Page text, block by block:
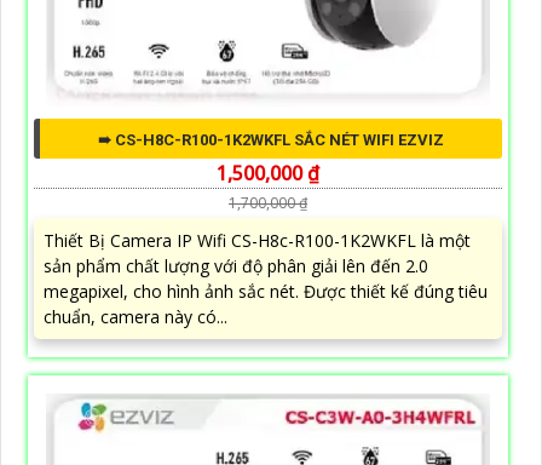
➠ CS-H8C-R100-1K2WKFL SẮC NÉT WIFI EZVIZ
1,500,000 ₫
1,700,000 ₫
Thiết Bị Camera IP Wifi CS-H8c-R100-1K2WKFL là một
sản phẩm chất lượng với độ phân giải lên đến 2.0
megapixel, cho hình ảnh sắc nét. Được thiết kế đúng tiêu
chuẩn, camera này có...